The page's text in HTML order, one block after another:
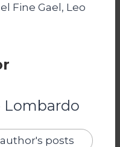
Fine Gael, Leo
Lombardo
posts